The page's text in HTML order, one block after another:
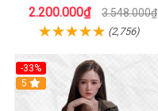
2.200.000₫ 3.548.000₫
(2,756)
-33%
5